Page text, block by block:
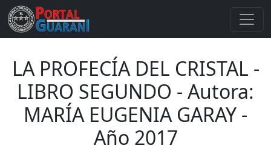
LA PROFECÍA DEL CRISTAL -
LIBRO SEGUNDO - Autora:
MARÍA EUGENIA GARAY -
Año 2017